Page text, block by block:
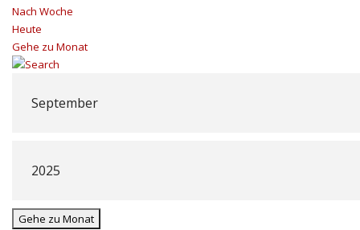
Nach Woche
Heute
Gehe zu Monat
Gehe zu Monat